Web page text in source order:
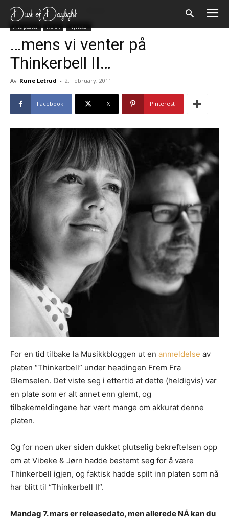
Forsiden Alle poster
Alle poster Norsk Nyheter
…mens vi venter på
Thinkerbell II…
Av Rune Letrud - 2. February, 2011
Facebook X Pinterest
For en tid tilbake la Musikkbloggen ut en anmeldelse av
platen “Thinkerbell” under headingen Frem Fra
Glemselen. Det viste seg i ettertid at dette (heldigvis) var
en plate som er alt annet enn glemt, og
tilbakemeldingene har vært mange om akkurat denne
platen.
Og for noen uker siden dukket plutselig bekreftelsen opp
om at Vibeke & Jørn hadde bestemt seg for å være
Thinkerbell igjen, og faktisk hadde spilt inn platen som nå
har blitt til “Thinkerbell II”.
Mandag 7. mars er releasedato, men allerede NÅ kan du